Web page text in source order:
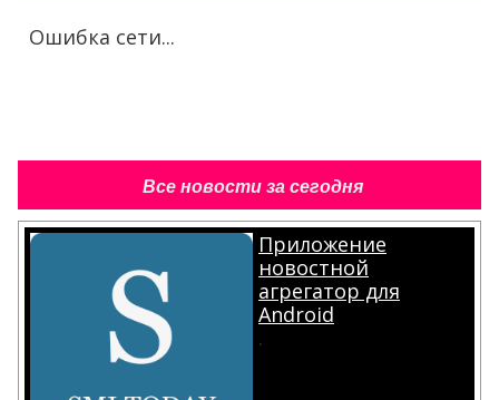
Ошибка сети...
Все новости за сегодня
Приложение
новостной
агрегатор для
Android
.